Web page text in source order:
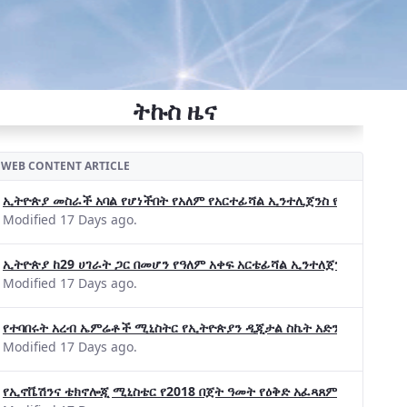
ትኩስ ዜና
WEB CONTENT ARTICLE
ኢትዮጵያ መስራች አባል የሆነችበት የአለም የአርተፊሻል ኢንተሊጀንስ የትብብር
Modified 17 Days ago.
ኢትዮጵያ ከ29 ሀገራት ጋር በመሆን የዓለም አቀፍ አርቴፊሻል ኢንተለጀንስ ትብብር
Modified 17 Days ago.
የተባበሩት አረብ ኤምሬቶች ሚኒስትር የኢትዮጵያን ዲጂታል ስኬት አድንቀዋል
Modified 17 Days ago.
የኢኖቬሽንና ቴክኖሎጂ ሚኒስቴር የ2018 በጀት ዓመት የዕቅድ አፈጻጸምና የቀጣይ